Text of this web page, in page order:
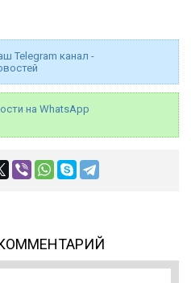
Telegram канал -
на WhatsApp